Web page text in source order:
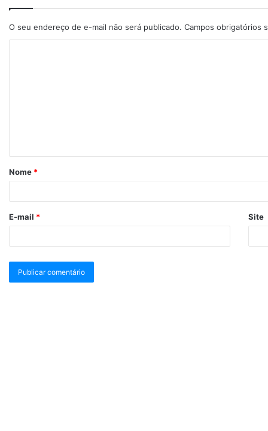
O seu endereço de e-mail não será publicado. Campos obrigatórios
Nome *
E-mail * Site